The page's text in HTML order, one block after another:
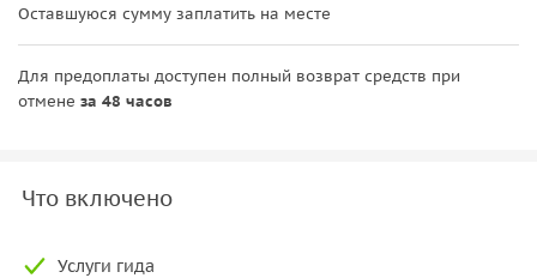
Оставшуюся сумму заплатить на месте
Для предоплаты доступен полный возврат средств при
отмене за 48 часов
Что включено
Услуги гида